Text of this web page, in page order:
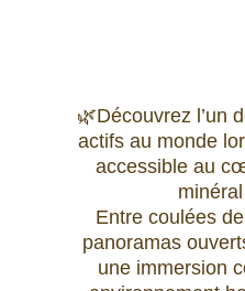
🌿Découvrez l’un
actifs au monde
accessible au
Entre coulées
panoramas
une immersion